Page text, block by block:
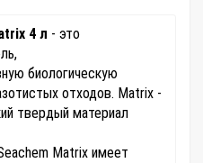
4 л - это
биологическую
отходов. Matrix -
твердый материал
Matrix имеет